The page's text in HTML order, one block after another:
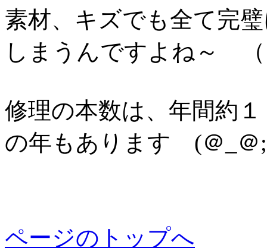
素材、キズでも全て完
しまうんですよね～
修理の本数は、年間約
の年もあります (＠_＠
ページのトップへ